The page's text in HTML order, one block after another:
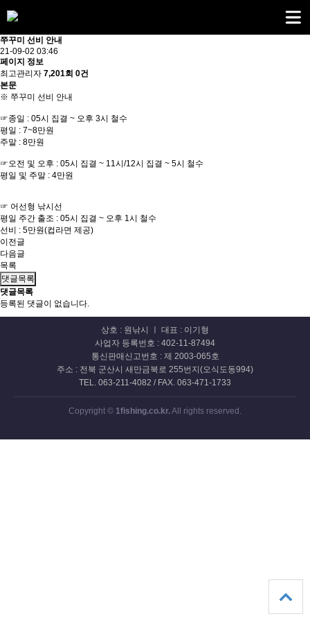
쭈꾸미 선비 안내
21-09-02 03:46
페이지 정보
최고관리자 7,201회 0건
본문
※ 쭈꾸미 선비 안내
☞종일 : 05시 집결 ~ 오후 3시 철수
평일 : 7~8만원
주말 : 8만원
☞오전 및 오후 : 05시 집결 ~ 11시/12시 집결 ~ 5시 철수
평일 및 주말 : 4만원
☞ 어선형 낚시선
평일 주간 출조 : 05시 집결 ~ 오후 1시 철수
선비 : 5만원(컵라면 제공)
이전글
다음글
목록
댓글목록
댓글목록
등록된 댓글이 없습니다.
상호 : 원낚시 ㅣ 대표 : 이기형
사업자 등록번호 : 402-11-87494
통신판매신고번호 : 제 2003-065호
주소 : 전북 군산시 새만금북로 255번지(오식도동994)
TEL. 063-211-4082 / FAX. 063-471-1733
Copyright © 1fishing.co.kr.All rights reserved.